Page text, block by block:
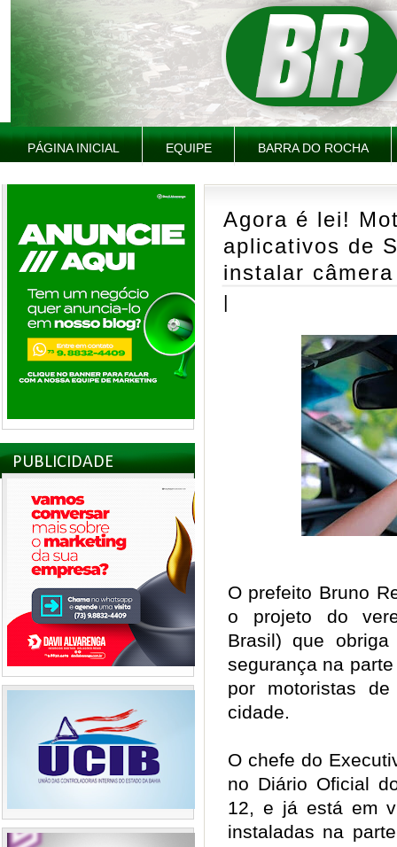
PÁGINA INICIAL EQUIPE BARRA DO ROCHA
PUBLICIDADE
Agora é lei!
aplicativos de
instalar
|
O prefeito Bruno
o projeto do
Brasil) que
segurança na
por motoristas
cidade.
O chefe do
no Diário Oficial
12, e já está em
instaladas na